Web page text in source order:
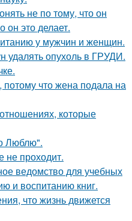
не по тому, что он
он это делает.
у мужчин и женщин.
удалять опухоль в ГРУДИ.
что жена подала на
которые
Люблю".
не проходит.
ведомство для учебных
и воспитанию книг.
что жизнь движется